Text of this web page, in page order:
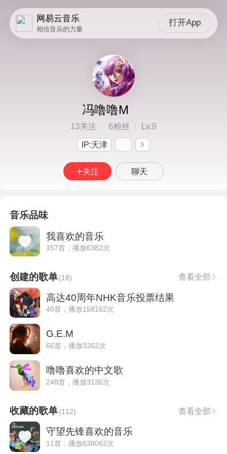
网易云音乐
相信音乐的力量
打开App
冯噜噜M
13关注 6粉丝 Lv.9
IP:天津
关注 聊天
音乐品味
我喜欢的音乐
157首，播放6382次
创建的歌单(18) 查看全部
高达40周年NHK音乐投票结果
40首，播放158162次
G.E.M
66首，播放3262次
噜噜喜欢的中文歌
248首，播放3136次
收藏的歌单(112) 查看全部
守望先锋喜欢的音乐
11首，播放638062次